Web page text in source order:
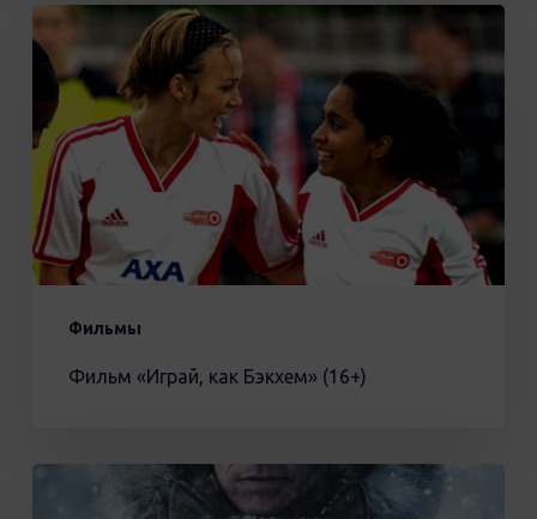
Фильмы
Фильм
«Играй,
как
Бэкхем»
(16+)
Фильм «Играй, как Бэкхем» (16+)